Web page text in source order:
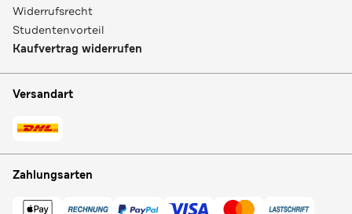
Widerrufsrecht
Studentenvorteil
Kaufvertrag widerrufen
Versandart
Zahlungsarten